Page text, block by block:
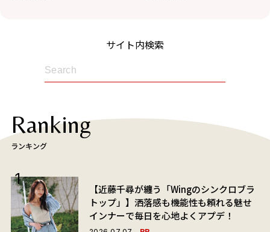
サイト内検索
Ranking
ランキング
【近藤千尋が纏う「Wingのシンクロブラ
トップ」】洒落感も機能性も頼れる魅せ
インナーで毎日を心地よくアプデ！